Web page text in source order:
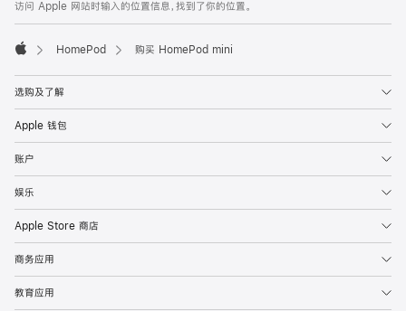
访问 Apple 网站时输入的位置信息，找到了你的位置。
HomePod 购买 HomePod mini
选购及了解
Apple 钱包
账户
娱乐
Apple Store 商店
商务应用
教育应用